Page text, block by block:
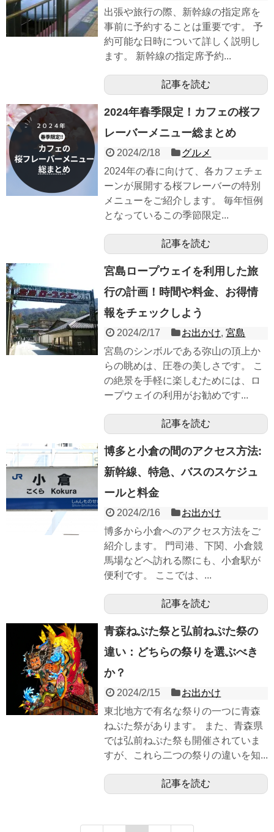
出張や旅行の際、新幹線の指定席を
事前に予約することは重要です。 予
約可能な日時について詳しく説明し
ます。 新幹線の指定席予約...
記事を読む
2024年春季限定！カフェの桜フ
レーバーメニュー総まとめ
2024/2/18
グルメ
2024年の春に向けて、各カフェチェ
ーンが展開する桜フレーバーの特別
メニューをご紹介します。 毎年恒例
となっているこの季節限定...
記事を読む
宮島ロープウェイを利用した旅
行の計画！時間や料金、お得情
報をチェックしよう
2024/2/17 お出かけ,宮島
宮島のシンボルである弥山の頂上か
らの眺めは、圧巻の美しさです。 こ
の絶景を手軽に楽しむためには、ロ
ープウェイの利用がお勧めです...
記事を読む
博多と小倉の間のアクセス方法:
新幹線、特急、バスのスケジュ
ールと料金
2024/2/16
お出かけ
博多から小倉へのアクセス方法をご
紹介します。 門司港、下関、小倉競
馬場などへ訪れる際にも、小倉駅が
便利です。 ここでは、...
記事を読む
青森ねぶた祭と弘前ねぷた祭の
違い：どちらの祭りを選ぶべき
か？
2024/2/15
お出かけ
東北地方で有名な祭りの一つに青森
ねぶた祭があります。 また、青森県
では弘前ねぷた祭も開催されていま
すが、これら二つの祭りの違いを知...
記事を読む